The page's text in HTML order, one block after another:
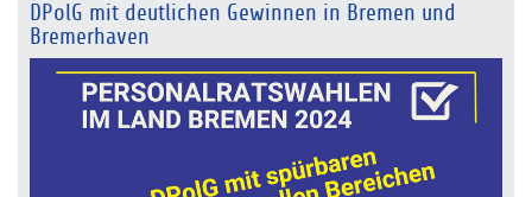
DPolG mit deutlichen Gewinnen in Bremen und
Bremerhaven